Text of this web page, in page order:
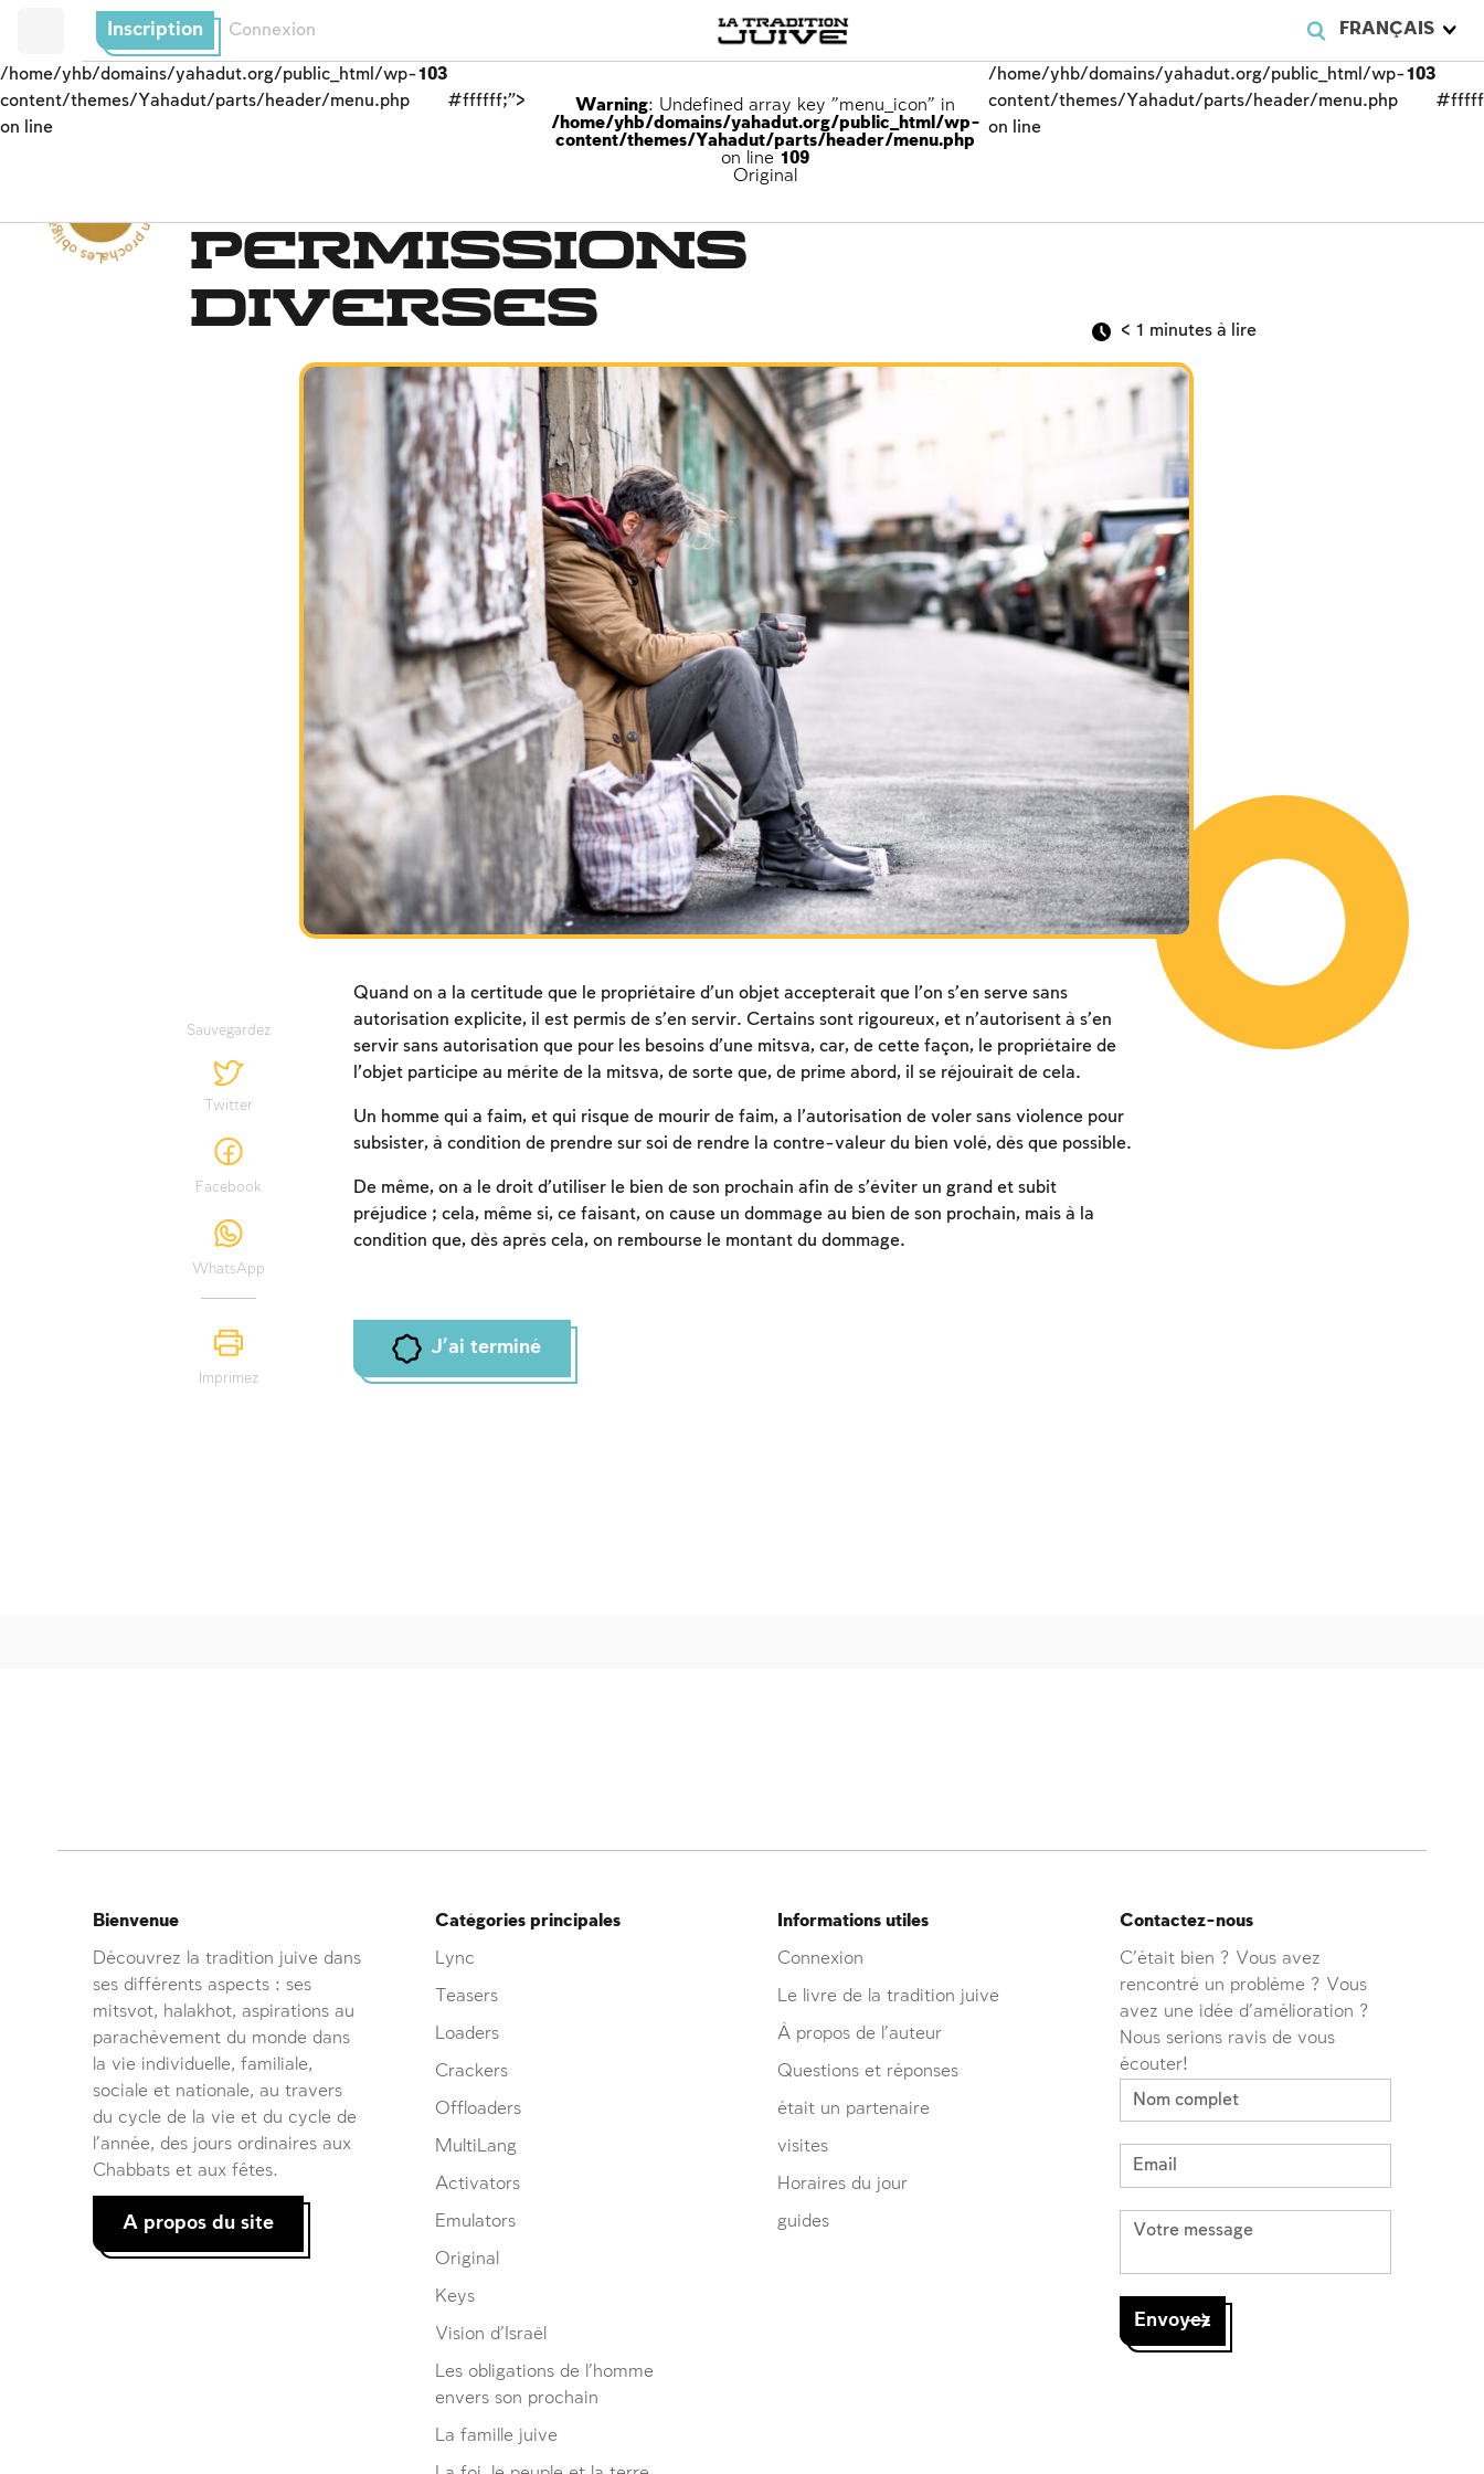
FRANÇAIS
Inscription Connexion
/home/yhb/domains/yahadut.org/public_html/wp-
content/themes/Yahadut/parts/header/menu.php
on line
103
#ffffff;">
Warning: Undefined array key "menu_icon" in
/home/yhb/domains/yahadut.org/public_html/wp-
content/themes/Yahadut/parts/header/menu.php
on line 109
Original
/home/yhb/domains/yahadut.org/public_html/wp-
content/themes/Yahadut/parts/header/menu.php
on line
103
Les obligations de l’homme envers son prochain -- Permissions
diverses
< 1 minutes à lire
Sauvegardez
Twitter
Facebook
WhatsApp
Imprimez
Quand on a la certitude que le propriétaire d’un objet accepterait que l’on s’en serve sans
autorisation explicite, il est permis de s’en servir. Certains sont rigoureux, et n’autorisent à s’en
servir sans autorisation que pour les besoins d’une mitsva, car, de cette façon, le propriétaire de
l’objet participe au mérite de la mitsva, de sorte que, de prime abord, il se réjouirait de cela.
Un homme qui a faim, et qui risque de mourir de faim, a l’autorisation de voler sans violence pour
subsister, à condition de prendre sur soi de rendre la contre-valeur du bien volé, dès que possible.
De même, on a le droit d’utiliser le bien de son prochain afin de s’éviter un grand et subit
préjudice ; cela, même si, ce faisant, on cause un dommage au bien de son prochain, mais à la
condition que, dès après cela, on rembourse le montant du dommage.
J'ai terminé
Inscription requise
Afin d'enregistrer ce que vous avez étudié, vous
devez vous connectez ou vous inscrire.
Contactez-nous
C'était bien ? Vous avez
rencontré un problème ? Vous
avez une idée d'amélioration ?
Nous serions ravis de vous
écouter!
Informations utiles
Connexion
Le livre de la tradition juive
À propos de l’auteur
Questions et réponses
était un partenaire
visites
Horaires du jour
guides
Catégories principales
Lync
Teasers
Loaders
Crackers
Offloaders
MultiLang
Activators
Emulators
Original
Keys
Vision d’Israël
Les obligations de l’homme
envers son prochain
La famille juive
Bienvenue
Découvrez la tradition juive dans
ses différents aspects : ses
mitsvot, halakhot, aspirations au
parachèvement du monde dans
la vie individuelle, familiale,
sociale et nationale, au travers
du cycle de la vie et du cycle de
l’année, des jours ordinaires aux
Chabbats et aux fêtes.
A propos du site